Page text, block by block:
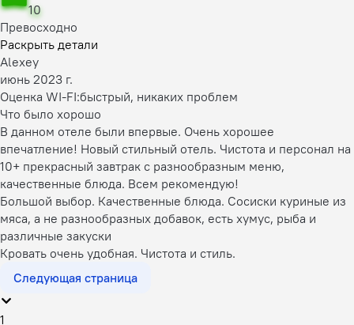
10
Превосходно
Раскрыть детали
Alexey
июнь 2023 г.
Оценка WI-FI:быстрый, никаких проблем
Что было хорошо
В данном отеле были впервые. Очень хорошее
впечатление! Новый стильный отель. Чистота и персонал на
10+ прекрасный завтрак с разнообразным меню,
качественные блюда. Всем рекомендую!
Большой выбор. Качественные блюда. Сосиски куриные из
мяса, а не разнообразных добавок, есть хумус, рыба и
различные закуски
Кровать очень удобная. Чистота и стиль.
Следующая страница
1